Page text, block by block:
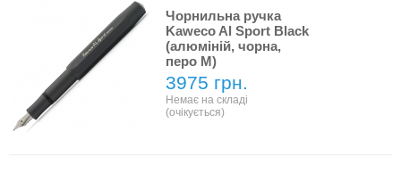
Чорнильна ручка
Kaweco Al Sport Black
(алюміній, чорна,
перо М)
3975 грн.
Немає на складі
(очікується)